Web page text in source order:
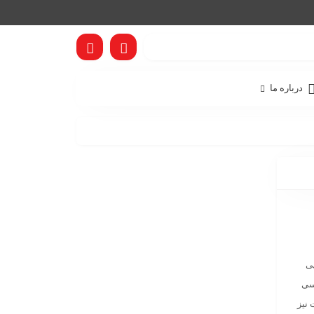
درباره ما
زبانی ساده 12 مرحله اساسی